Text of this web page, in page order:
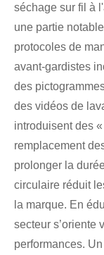
séchage sur fil à
une partie
protocoles de
avant-gardistes
des
des vidéos de
introduisent des
remplacement
prolonger la
circulaire réduit
la marque. En
secteur s’oriente
performances.